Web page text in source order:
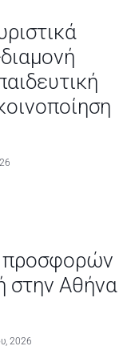
προσφορών
στην Αθήνα
2026